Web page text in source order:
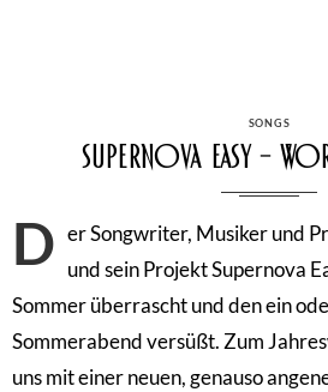
CATEGORIES
SONGS
Supernova Easy –
D er Songwriter, Musiker und
und sein Projekt Supernova
Sommer überrascht und den ein
Sommerabend versüßt. Zum
uns mit einer neuen, genauso